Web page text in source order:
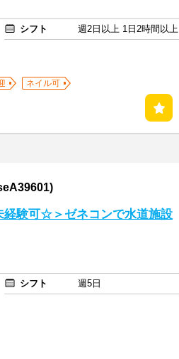
シフト
週2日以上 1日2時間以上
ネイル可
経験可☆＞ゼネコンで水道施設
シフト
週5日